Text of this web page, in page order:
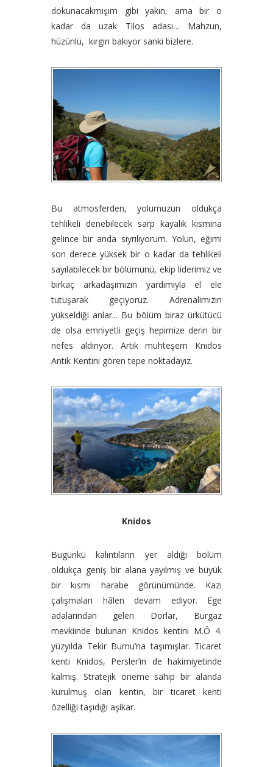
dokunacakmışım gibi yakın, ama bir o
kadar da uzak Tilos adası… Mahzun,
hüzünlü, kırgın bakıyor sanki bizlere.
Bu atmosferden, yolumuzun oldukça
tehlikeli denebilecek sarp kayalık kısmına
gelince bir anda sıyrılıyorum. Yolun, eğimi
son derece yüksek bir o kadar da tehlikeli
sayılabilecek bir bölümünü, ekip liderimiz ve
birkaç arkadaşımızın yardımıyla el ele
tutuşarak geçiyoruz. Adrenalimizin
yükseldiği anlar... Bu bölüm biraz ürkütücü
de olsa emniyetli geçiş hepimize derin bir
nefes aldırıyor. Artık muhteşem Knidos
Antik Kentini gören tepe noktadayız.
Knidos
Bugünkü kalıntıların yer aldığı bölüm
oldukça geniş bir alana yayılmış ve büyük
bir kısmı harabe görünümünde. Kazı
çalışmaları hâlen devam ediyor. Ege
adalarından gelen Dorlar, Burgaz
mevkiinde bulunan Knidos kentini M.Ö 4.
yüzyılda Tekir Burnu’na taşımışlar. Ticaret
kenti Knidos, Persler’in de hakimiyetinde
kalmış. Stratejik öneme sahip bir alanda
kurulmuş olan kentin, bir ticaret kenti
özelliği taşıdığı aşikar.